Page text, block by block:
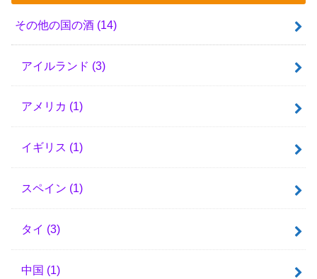
その他の国の酒 (14)
アイルランド (3)
アメリカ (1)
イギリス (1)
スペイン (1)
タイ (3)
中国 (1)